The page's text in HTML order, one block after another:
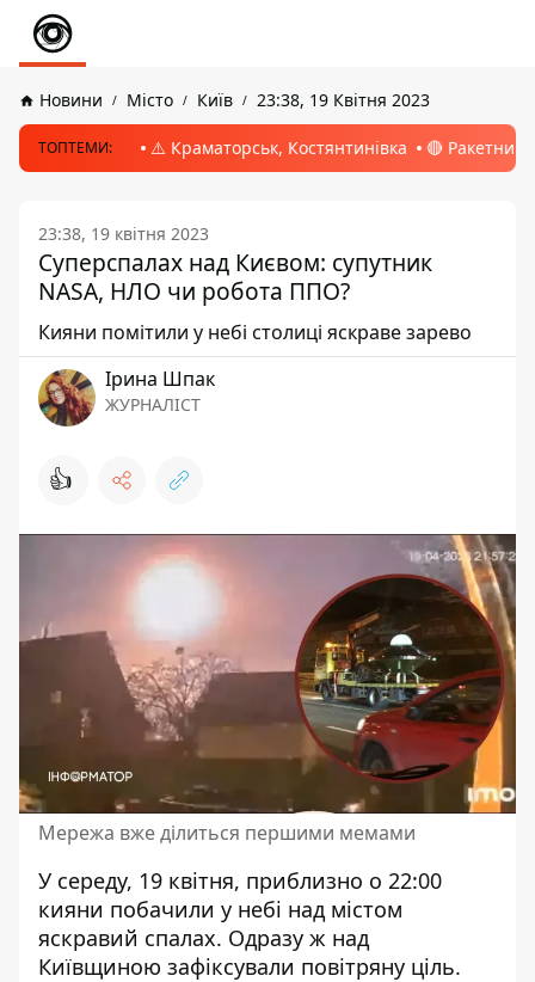
Новини Місто Київ 23:38, 19 Квітня 2023
ТОПТЕМИ: ⚠️ Краматорськ, Костянтинівка 🔴 Ракетний
23:38, 19 квітня 2023
Суперспалах над Києвом: супутник
NASA, НЛО чи робота ППО?
Кияни помітили у небі столиці яскраве зарево
Ірина Шпак
ЖУРНАЛІСТ
👍
Мережа вже ділиться першими мемами
У середу, 19 квітня, приблизно о 22:00
кияни побачили у небі над містом
яскравий спалах. Одразу ж над
Київщиною зафіксували повітряну ціль.